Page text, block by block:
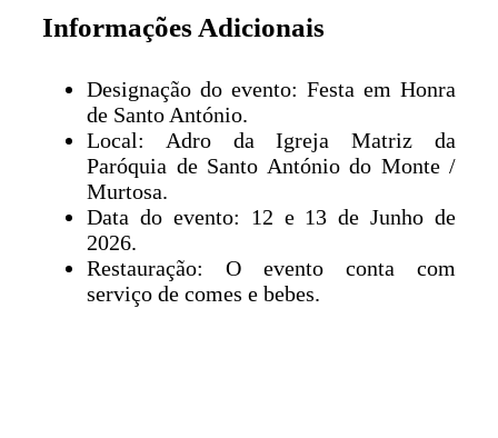
Informações Adicionais
Designação do evento: Festa em Honra
de Santo António.
Local: Adro da Igreja Matriz da
Paróquia de Santo António do Monte /
Murtosa.
Data do evento: 12 e 13 de Junho de
2026.
Restauração: O evento conta com
serviço de comes e bebes.